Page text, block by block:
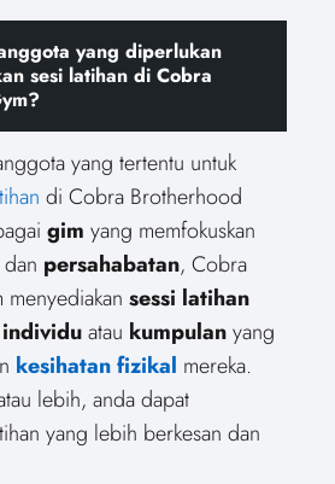
yang diperlukan
sesi latihan di Cobra
yang tertentu untuk
di Cobra Brotherhood
gim yang memfokuskan
dan persahabatan, Cobra
sessi latihan
individuatau kumpulanyang
kesihatan fizikal mereka.
lebih, anda dapat
yang lebih berkesan dan